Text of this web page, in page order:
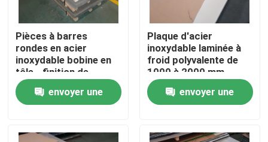
Contact
nouvelles
Tous les cas
Demande de soumission
Pièces à barres
rondes en acier
inoxydable bobine en
tôle - finition de
surface 2B
envoyer une
Plaque d'acier
inoxydable laminée à
froid polyvalente de
1000 à 2000 mm
envoyer une